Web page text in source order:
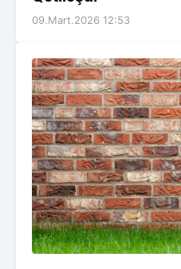
09.Mart.2026 12:53